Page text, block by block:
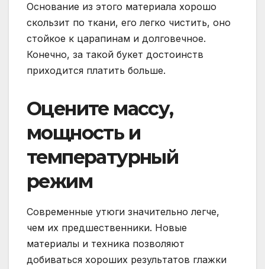
Основание из этого материала хорошо
скользит по ткани, его легко чистить, оно
стойкое к царапинам и долговечное.
Конечно, за такой букет достоинств
приходится платить больше.
Оцените массу,
мощность и
температурный
режим
Современные утюги значительно легче,
чем их предшественники. Новые
материалы и техника позволяют
добиваться хороших результатов глажки